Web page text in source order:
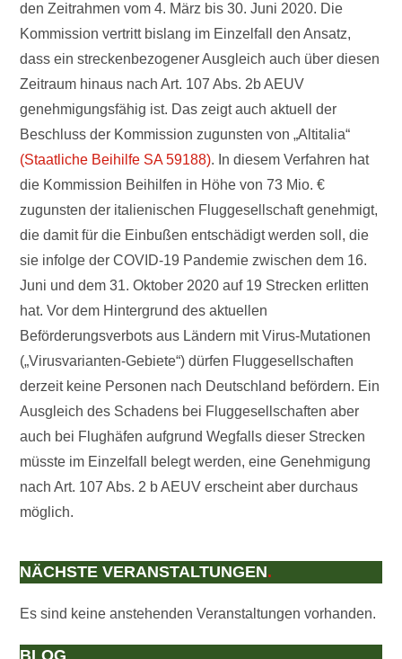
den Zeitrahmen vom 4. März bis 30. Juni 2020. Die
Kommission vertritt bislang im Einzelfall den Ansatz,
dass ein streckenbezogener Ausgleich auch über diesen
Zeitraum hinaus nach Art. 107 Abs. 2b AEUV
genehmigungsfähig ist. Das zeigt auch aktuell der
Beschluss der Kommission zugunsten von „Altitalia“
(Staatliche Beihilfe SA 59188). In diesem Verfahren hat
die Kommission Beihilfen in Höhe von 73 Mio. €
zugunsten der italienischen Fluggesellschaft genehmigt,
die damit für die Einbußen entschädigt werden soll, die
sie infolge der COVID-19 Pandemie zwischen dem 16.
Juni und dem 31. Oktober 2020 auf 19 Strecken erlitten
hat. Vor dem Hintergrund des aktuellen
Beförderungsverbots aus Ländern mit Virus-Mutationen
(„Virusvarianten-Gebiete“) dürfen Fluggesellschaften
derzeit keine Personen nach Deutschland befördern. Ein
Ausgleich des Schadens bei Fluggesellschaften aber
auch bei Flughäfen aufgrund Wegfalls dieser Strecken
müsste im Einzelfall belegt werden, eine Genehmigung
nach Art. 107 Abs. 2 b AEUV erscheint aber durchaus
möglich.
NÄCHSTE VERANSTALTUNGEN.
Es sind keine anstehenden Veranstaltungen vorhanden.
BLOG